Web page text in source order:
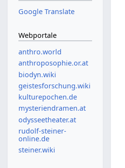
Google Translate
Webportale
anthro.world
anthroposophie.or.at
biodyn.wiki
geistesforschung.wiki
kulturepochen.de
mysteriendramen.at
odysseetheater.at
rudolf-steiner-
online.de
steiner.wiki